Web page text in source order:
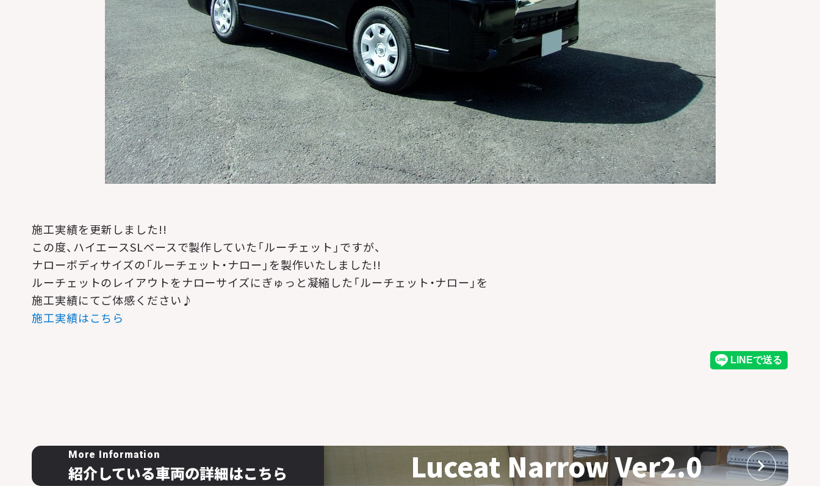
施工実績を更新しました!!
この度、ハイエースSLベースで製作していた「ルーチェット」ですが、
ナローボディサイズの「ルーチェット・ナロー」を製作いたしました!!
ルーチェットのレイアウトをナローサイズにぎゅっと凝縮した「ルーチェット・ナロー」を
施工実績にてご体感ください♪
施工実績はこちら
More Information
紹介している車両の詳細はこちら Luceat Narrow Ver2.0